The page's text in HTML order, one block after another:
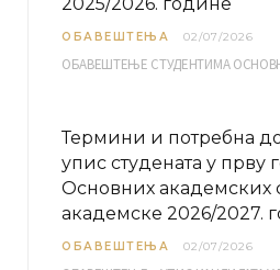
ОБАВЕШТЕЊА 02/07/2026
Термини и потребна
упис студената у прву
Основних академских
академске 2026/2027.
ОБАВЕШТЕЊА 02/07/2026